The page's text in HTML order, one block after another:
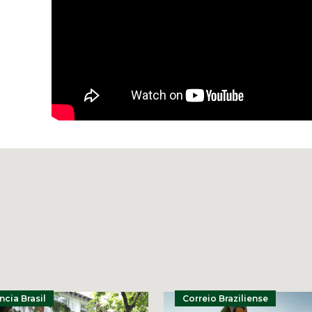
Brasil Correio Braziliense